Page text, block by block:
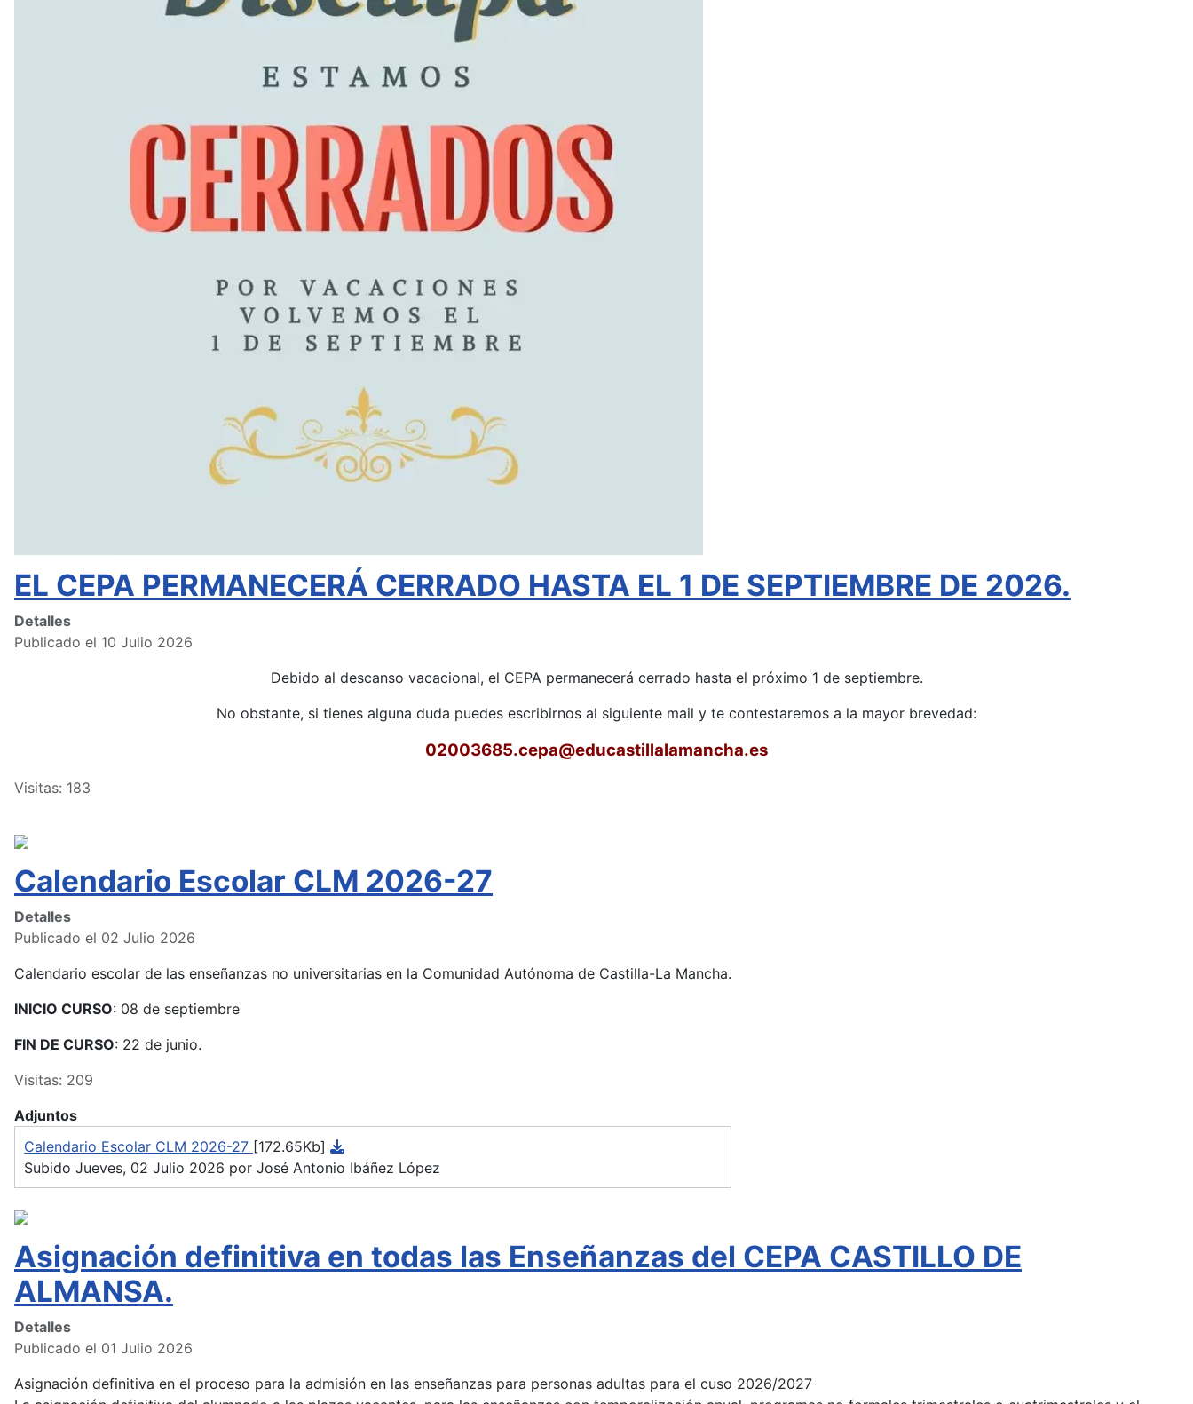
EL CEPA PERMANECERÁ CERRADO HASTA EL 1 DE SEPTIEMBRE DE 2026.
Detalles
Publicado el 10 Julio 2026
Debido al descanso vacacional, el CEPA permanecerá cerrado hasta el próximo 1 de septiembre.
No obstante, si tienes alguna duda puedes escribirnos al siguiente mail y te contestaremos a la mayor brevedad:
02003685.cepa@educastillalamancha.es
Visitas: 183
Calendario Escolar CLM 2026-27
Detalles
Publicado el 02 Julio 2026
Calendario escolar de las enseñanzas no universitarias en la Comunidad Autónoma de Castilla-La Mancha.
INICIO CURSO: 08 de septiembre
FIN DE CURSO: 22 de junio.
Visitas: 209
Adjuntos
Calendario Escolar CLM 2026-27 [172.65Kb]
Subido Jueves, 02 Julio 2026 por José Antonio Ibáñez López
Asignación definitiva en todas las Enseñanzas del CEPA CASTILLO DE
ALMANSA.
Detalles
Publicado el 01 Julio 2026
Asignación definitiva en el proceso para la admisión en las enseñanzas para personas adultas para el cuso 2026/2027